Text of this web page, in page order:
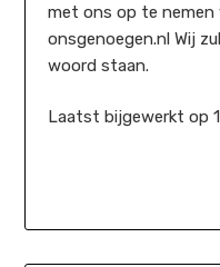
met ons op te nemen
onsgenoegen.nl Wij
woord staan.
Laatst bijgewerkt op